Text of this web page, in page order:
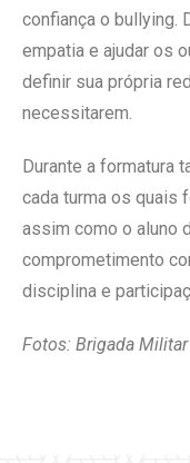
confiança o bullying.
empatia e ajudar os
definir sua própria
necessitarem.
Durante a formatura
cada turma os quais
assim como o aluno
comprometimento
disciplina e
Fotos: Brigada Militar